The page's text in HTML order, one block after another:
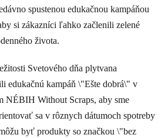
spustenou edukačnou kampáňou
si zákazníci ľahko začlenili zelené
života.
Svetového dňa plytvana
edukačnú kampáň \"Ešte dobrá\" v
NÉBIH Without Scraps, aby sme
sa v rôznych dátumoch spotreby
byť produkty so značkou \"bez